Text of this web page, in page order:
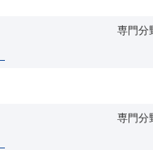
専門分
専門分